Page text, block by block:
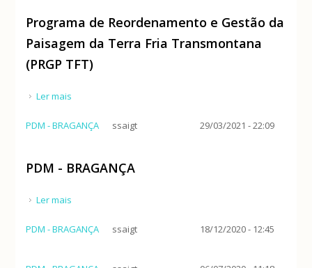
Programa de Reordenamento e Gestão da
Paisagem da Terra Fria Transmontana
(PRGP TFT)
Ler mais
PDM - BRAGANÇA
ssaigt 29/03/2021 - 22:09
PDM - BRAGANÇA
Ler mais
PDM - BRAGANÇA ssaigt 18/12/2020 - 12:45